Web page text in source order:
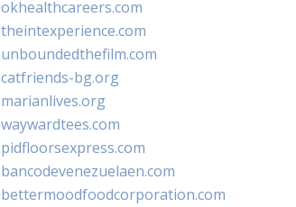
okhealthcareers.com
theintexperience.com
unboundedthefilm.com
catfriends-bg.org
marianlives.org
waywardtees.com
pidfloorsexpress.com
bancodevenezuelaen.com
bettermoodfoodcorporation.com